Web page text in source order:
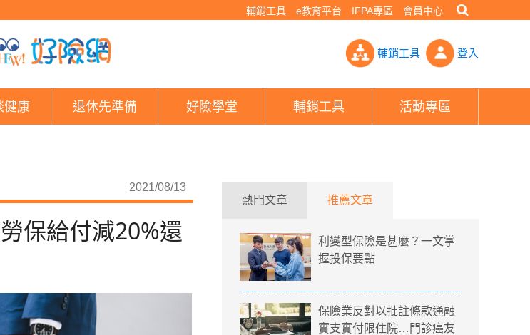
輔銷工具 e教育平台 IFPA專區 會員中心
通勤出意外「有5情況」不算職災！ 勞保給付減20%還少領一年虧很大- PHEW!好險網
輔銷工具 登入
健康 退休先準備 好險學堂 輔銷工具 活動專區
2021/08/13
保給付減20%還
熱門文章 推薦文章
利變型保險是甚麼？一文掌
握投保要點
保險業反對以批註條款通融
實支實付限住院…門診癌友